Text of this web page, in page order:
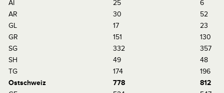
AI
25
6
AR
30
52
GL
17
23
GR
151
130
SG
332
357
SH
49
48
TG
174
196
Ostschweiz
778
812